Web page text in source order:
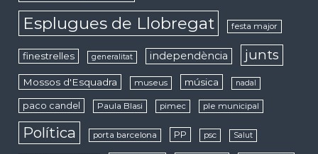
Esplugues de Llobregat festa major
finestrelles generalitat independència junts
Mossos d'Esquadra museus música nadal
paco candel Paula Blasi pimec ple municipal
Política porta barcelona PP psc Salut